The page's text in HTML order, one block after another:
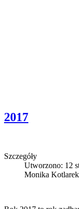
2017
Szczegóły
Utworzono: 12
Monika Kotlarek